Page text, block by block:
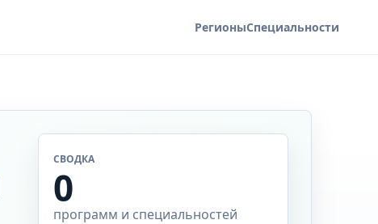
РегионыСпециальности
СВОДКА
0
программ и специальностей